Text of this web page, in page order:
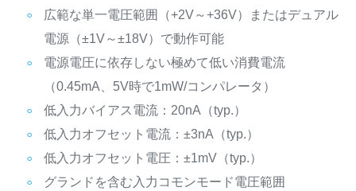
広範な単一電圧範囲（+2V～+36V）またはデュアル
電源（±1V～±18V）で動作可能
電源電圧に依存しない極めて低い消費電流
（0.45mA、5V時で1mW/コンパレータ）
低入力バイアス電流：20nA（typ.）
低入力オフセット電流：±3nA（typ.）
低入力オフセット電圧：±1mV（typ.）
グランドを含む入力コモンモード電圧範囲